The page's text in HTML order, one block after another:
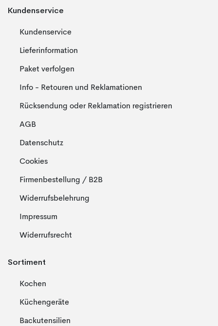
Kundenservice
Kundenservice
Lieferinformation
Paket verfolgen
Info - Retouren und Reklamationen
Rücksendung oder Reklamation registrieren
AGB
Datenschutz
Cookies
Firmenbestellung / B2B
Widerrufsbelehrung
Impressum
Widerrufsrecht
Sortiment
Kochen
Küchengeräte
Backutensilien